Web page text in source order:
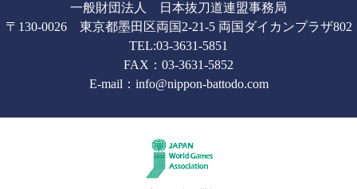
一般財団法人 日本抜刀道連盟事務局
〒130-0026 東京都墨田区両国2-21-5 両国ダイカンプラザ802
TEL:03-3631-5851
FAX：03-3631-5852
E-mail： info@nippon-battodo.com